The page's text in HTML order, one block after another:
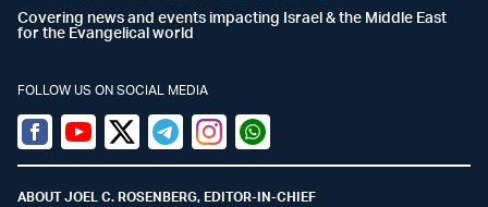
Covering news and events impacting Israel & the Middle East
for the Evangelical world
FOLLOW US ON SOCIAL MEDIA
Facebook
YoutubeTwitter (X)
TelegramInstagramWhatsapp
ABOUT JOEL C. ROSENBERG, EDITOR-IN-CHIEF